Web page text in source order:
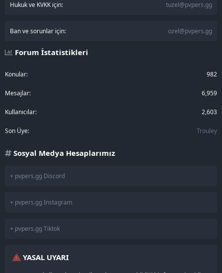
Hukuk ve KVKK için: tuzel@pvpers.gg
Ban ve sorunlar için: ozel@pvpers.gg
Forum İstatistikleri
Konular 982
Mesajlar 6,959
Kullanıcılar 2,603
Son Üye Trouley
Sosyal Medya Hesaplarımız
+ pvpers.gg Discord
+ pvpers.gg Instagram
+ pvpers.gg Tiktok
YASAL UYARI